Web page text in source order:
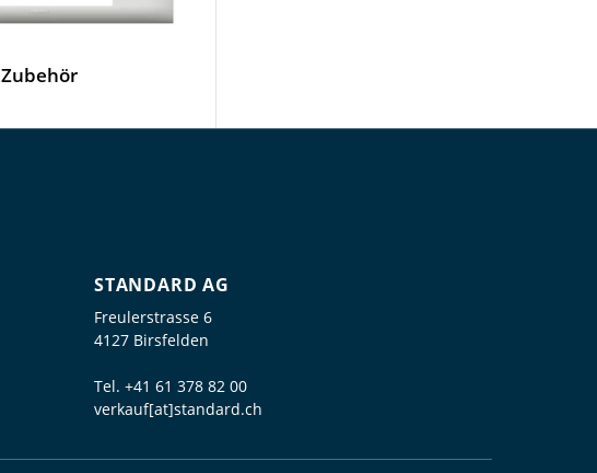
Zubehör
STANDARD AG
Freulerstrasse 6
4127 Birsfelden
Tel. +41 61 378 82 00
verkauf[at]standard.ch